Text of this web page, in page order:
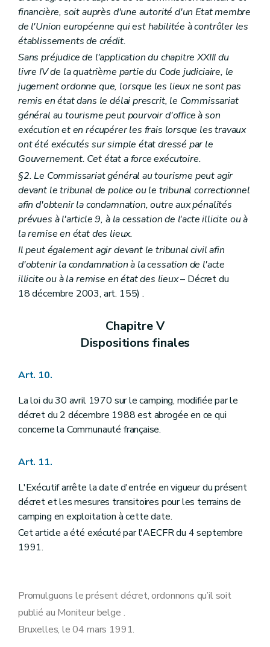
financière, soit auprès d'une autorité d'un Etat membre
de l'Union européenne qui est habilitée à contrôler les
établissements de crédit.
Sans préjudice de l'application du chapitre XXIII du
livre IV de la quatrième partie du Code judiciaire, le
jugement ordonne que, lorsque les lieux ne sont pas
remis en état dans le délai prescrit, le Commissariat
général au tourisme peut pourvoir d'office à son
exécution et en récupérer les frais lorsque les travaux
ont été exécutés sur simple état dressé par le
Gouvernement. Cet état a force exécutoire.
§2. Le Commissariat général au tourisme peut agir
devant le tribunal de police ou le tribunal correctionnel
afin d'obtenir la condamnation, outre aux pénalités
prévues à l'article 9, à la cessation de l'acte illicite ou à
la remise en état des lieux.
Il peut également agir devant le tribunal civil afin
d'obtenir la condamnation à la cessation de l'acte
illicite ou à la remise en état des lieux– Décret du
18 décembre 2003, art. 155) .
Chapitre V
Dispositions finales
Art. 10.
La loi du 30 avril 1970 sur le camping, modifiée par le
décret du 2 décembre 1988 est abrogée en ce qui
concerne la Communauté française.
Art. 11.
L'Exécutif arrête la date d'entrée en vigueur du présent
décret et les mesures transitoires pour les terrains de
camping en exploitation à cette date.
Cet article a été exécuté par l'AECFR du 4 septembre
1991.
Promulguons le présent décret, ordonnons qu’il soit
publié au Moniteur belge .
Bruxelles, le 04 mars 1991.